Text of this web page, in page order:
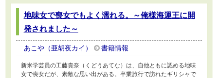
地味女で喪女でもよく濡れる。～俺様海運王に開
発されました～
あこや（亜胡夜カイ） 書籍情報
新米学芸員の工藤貴奈（くどうあてな）は、自他ともに認める地味
女で喪女だが、素敵な思い出がある。卒業旅行で訪れたギリシャで